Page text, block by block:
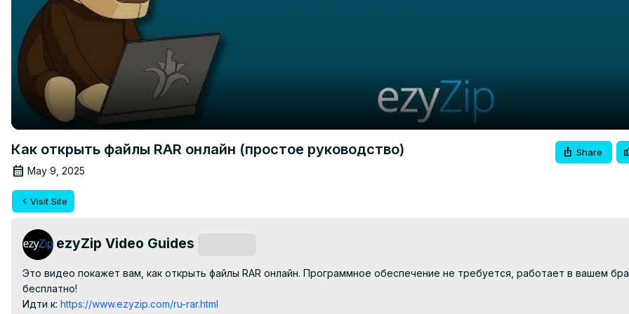
Как открыть файлы RAR онлайн (простое руководство)
May 9, 2025
Share
Visit Site
ezyZip Video Guides
Это видео покажет вам, как открыть файлы RAR онлайн. Программное обеспечение не требуется, работает в вашем
бесплатно!
Идти к: https://www.ezyzip.com/ru-rar.html